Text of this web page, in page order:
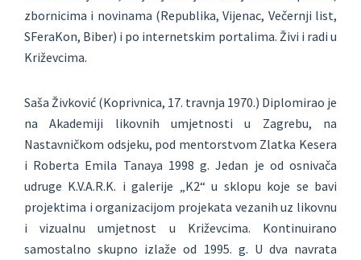
zbornicima i novinama (Republika, Vijenac, Večernji list,
SFeraKon, Biber) i po internetskim portalima. Živi i radi u
Križevcima.
Saša Živković (Koprivnica, 17. travnja 1970.) Diplomirao je
na Akademiji likovnih umjetnosti u Zagrebu, na
Nastavničkom odsjeku, pod mentorstvom Zlatka Kesera
i Roberta Emila Tanaya 1998 g. Jedan je od osnivača
udruge K.V.A.R.K. i galerije „K2“ u sklopu koje se bavi
projektima i organizacijom projekata vezanih uz likovnu
i vizualnu umjetnost u Križevcima. Kontinuirano
samostalno skupno izlaže od 1995. g. U dva navrata